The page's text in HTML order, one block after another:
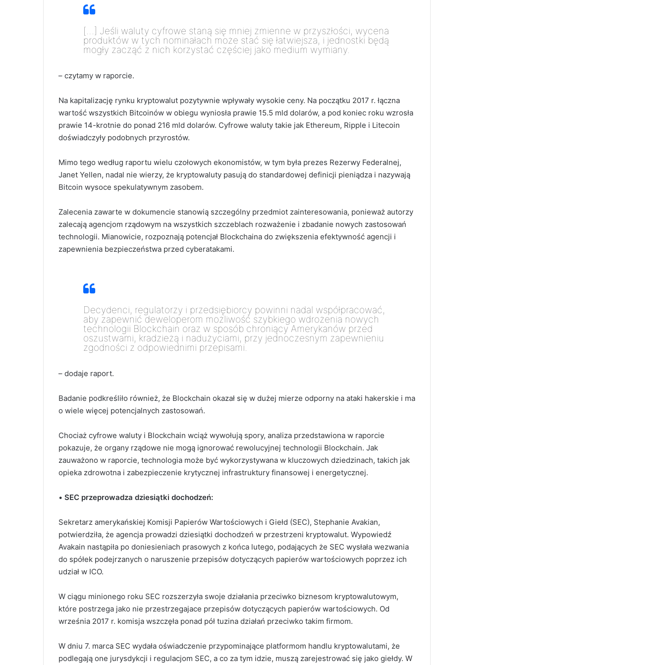
[…] Jeśli waluty cyfrowe staną się mniej zmienne w przyszłości, wycena
produktów w tych nominałach może stać się łatwiejsza, i jednostki będą
mogły zacząć z nich korzystać częściej jako medium wymiany.
– czytamy w raporcie.
Na kapitalizację rynku kryptowalut pozytywnie wpływały wysokie ceny. Na początku 2017 r. łączna
wartość wszystkich Bitcoinów w obiegu wyniosła prawie 15.5 mld dolarów, a pod koniec roku wzrosła
prawie 14-krotnie do ponad 216 mld dolarów. Cyfrowe waluty takie jak Ethereum, Ripple i Litecoin
doświadczyły podobnych przyrostów.
Mimo tego według raportu wielu czołowych ekonomistów, w tym była prezes Rezerwy Federalnej,
Janet Yellen, nadal nie wierzy, że kryptowaluty pasują do standardowej definicji pieniądza i nazywają
Bitcoin wysoce spekulatywnym zasobem.
Zalecenia zawarte w dokumencie stanowią szczególny przedmiot zainteresowania, ponieważ autorzy
zalecają agencjom rządowym na wszystkich szczeblach rozważenie i zbadanie nowych zastosowań
technologii. Mianowicie, rozpoznają potencjał Blockchaina do zwiększenia efektywność agencji i
zapewnienia bezpieczeństwa przed cyberatakami.
Decydenci, regulatorzy i przedsiębiorcy powinni nadal współpracować,
aby zapewnić deweloperom możliwość szybkiego wdrożenia nowych
technologii Blockchain oraz w sposób chroniący Amerykanów przed
oszustwami, kradzieżą i nadużyciami, przy jednoczesnym zapewnieniu
zgodności z odpowiednimi przepisami.
– dodaje raport.
Badanie podkreśliło również, że Blockchain okazał się w dużej mierze odporny na ataki hakerskie i ma
o wiele więcej potencjalnych zastosowań.
Chociaż cyfrowe waluty i Blockchain wciąż wywołują spory, analiza przedstawiona w raporcie
pokazuje, że organy rządowe nie mogą ignorować rewolucyjnej technologii Blockchain. Jak
zauważono w raporcie, technologia może być wykorzystywana w kluczowych dziedzinach, takich jak
opieka zdrowotna i zabezpieczenie krytycznej infrastruktury finansowej i energetycznej.
• SEC przeprowadza dziesiątki dochodzeń:
Sekretarz amerykańskiej Komisji Papierów Wartościowych i Giełd (SEC), Stephanie Avakian,
potwierdziła, że agencja prowadzi dziesiątki dochodzeń w przestrzeni kryptowalut. Wypowiedź
Avakain nastąpiła po doniesieniach prasowych z końca lutego, podających że SEC wysłała wezwania
do spółek podejrzanych o naruszenie przepisów dotyczących papierów wartościowych poprzez ich
udział w ICO.
W ciągu minionego roku SEC rozszerzyła swoje działania przeciwko biznesom kryptowalutowym,
które postrzega jako nie przestrzegajace przepisów dotyczących papierów wartościowych. Od
września 2017 r. komisja wszczęła ponad pół tuzina działań przeciwko takim firmom.
W dniu 7. marca SEC wydała oświadczenie przypominające platformom handlu kryptowalutami, że
podlegają one jurysdykcji i regulacjom SEC, a co za tym idzie, muszą zarejestrować się jako giełdy. W